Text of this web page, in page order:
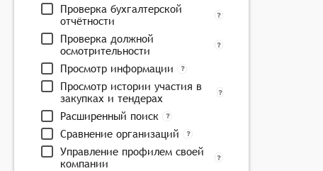
Проверка бухгалтерской
отчётности
Проверка должной
осмотрительности
Просмотр информации
Просмотр истории участия в
закупках и тендерах
Расширенный поиск
Сравнение организаций
Управление профилем своей
компании